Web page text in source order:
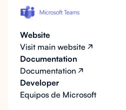
Website
Visit main website
Documentation
Documentation
Developer
Equipos de Microsoft